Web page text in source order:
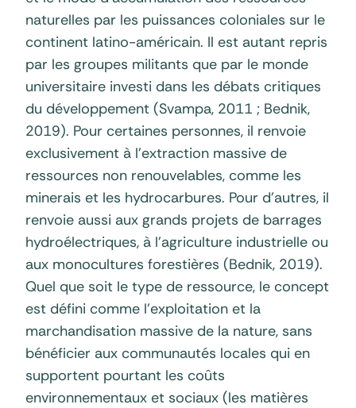
naturelles par les puissances coloniales sur le
continent latino-américain. Il est autant repris
par les groupes militants que par le monde
universitaire investi dans les débats critiques
du développement (Svampa, 2011 ; Bednik,
2019). Pour certaines personnes, il renvoie
exclusivement à l’extraction massive de
ressources non renouvelables, comme les
minerais et les hydrocarbures. Pour d’autres, il
renvoie aussi aux grands projets de barrages
hydroélectriques, à l’agriculture industrielle ou
aux monocultures forestières (Bednik, 2019).
Quel que soit le type de ressource, le concept
est défini comme l’exploitation et la
marchandisation massive de la nature, sans
bénéficier aux communautés locales qui en
supportent pourtant les coûts
environnementaux et sociaux (les matières